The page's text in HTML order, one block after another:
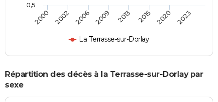
La Terrasse-sur-Dorlay
2000 2002 2006 2009 2013 2015 2020 2023
0,5
Répartition des décès à la Terrasse-sur-Dorlay par
sexe